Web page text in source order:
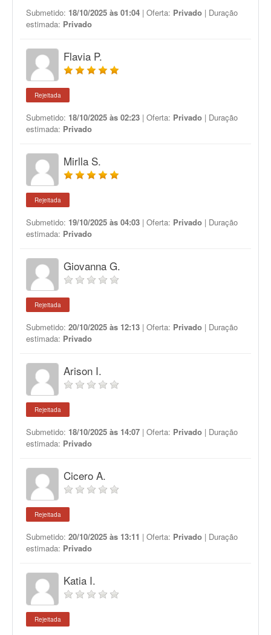
Submetido: 18/10/2025 às 01:04 | Oferta: Privado | Duração
estimada: Privado
Flavia P.
Rejeitada
Submetido: 18/10/2025 às 02:23 | Oferta: Privado | Duração
estimada: Privado
Mirlla S.
Rejeitada
Submetido: 19/10/2025 às 04:03 | Oferta: Privado | Duração
estimada: Privado
Giovanna G.
Rejeitada
Submetido: 20/10/2025 às 12:13 | Oferta: Privado | Duração
estimada: Privado
Arison I.
Rejeitada
Submetido: 18/10/2025 às 14:07 | Oferta: Privado | Duração
estimada: Privado
Cicero A.
Rejeitada
Submetido: 20/10/2025 às 13:11 | Oferta: Privado | Duração
estimada: Privado
Katia I.
Rejeitada